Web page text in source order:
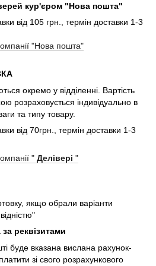
кур'єром "Нова пошта"
від 105 грн., термін доставки 1-3
"Нова пошта"
окремо у відділенні. Вартість
розраховується індивідуально в
та типу товару.
від 70грн., термін доставки 1-3
" Делівері "
якщо обрали варіанти
реквізитами
буде вказана вислана рахунок-
зі свого розрахункового